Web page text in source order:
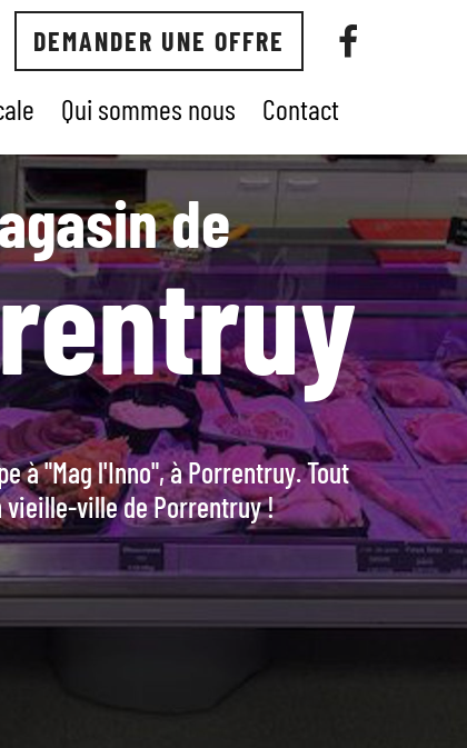
Qui sommes nous Contact
DEMANDER UNE OFFRE
de
à "Mag l'Inno", à Porrentruy. Tout
ville de Porrentruy !